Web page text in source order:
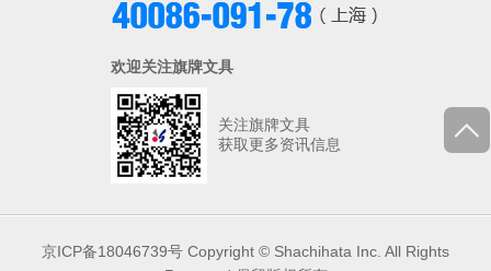
欢迎关注旗牌文具
关注旗牌文具
获取更多资讯信息
京ICP备18046739号 Copyright © Shachihata Inc. All Rights